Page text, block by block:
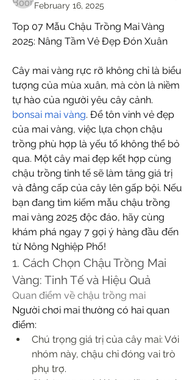
February 16, 2025
Top 07 Mẫu Chậu Trồng Mai Vàng
2025: Nâng Tầm Vẻ Đẹp Đón Xuân
Cây mai vàng rực rỡ không chỉ là biểu
tượng của mùa xuân, mà còn là niềm
bonsai mai vàng. Để tôn vinh vẻ đẹp
của mai vàng, việc lựa chọn chậu
trồng phù hợp là yếu tố không thể bỏ
qua. Một cây mai đẹp kết hợp cùng
chậu trồng tinh tế sẽ làm tăng giá trị
và đẳng cấp của cây lên gấp bội. Nếu
bạn đang tìm kiếm mẫu chậu trồng
mai vàng 2025 độc đáo, hãy cùng
khám phá ngay 7 gợi ý hàng đầu đến
từ Nông Nghiệp Phố!
1. Cách Chọn Chậu Trồng Mai
Vàng: Tinh Tế và Hiệu Quả
Quan điểm về chậu trồng mai
Người chơi mai thường có hai quan
điểm:
Chú trọng giá trị của cây mai: Với
nhóm này, chậu chỉ đóng vai trò
phụ trợ.